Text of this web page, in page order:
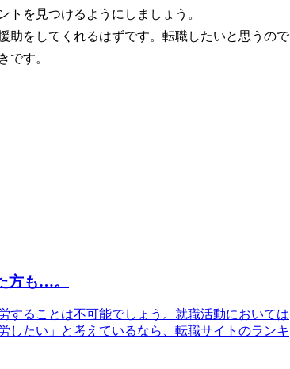
を見つけるようにしましょう。
助をしてくれるはずです。転職したいと思うので
です。
方も…。
することは不可能でしょう。就職活動においては
したい」と考えているなら、転職サイトのランキ